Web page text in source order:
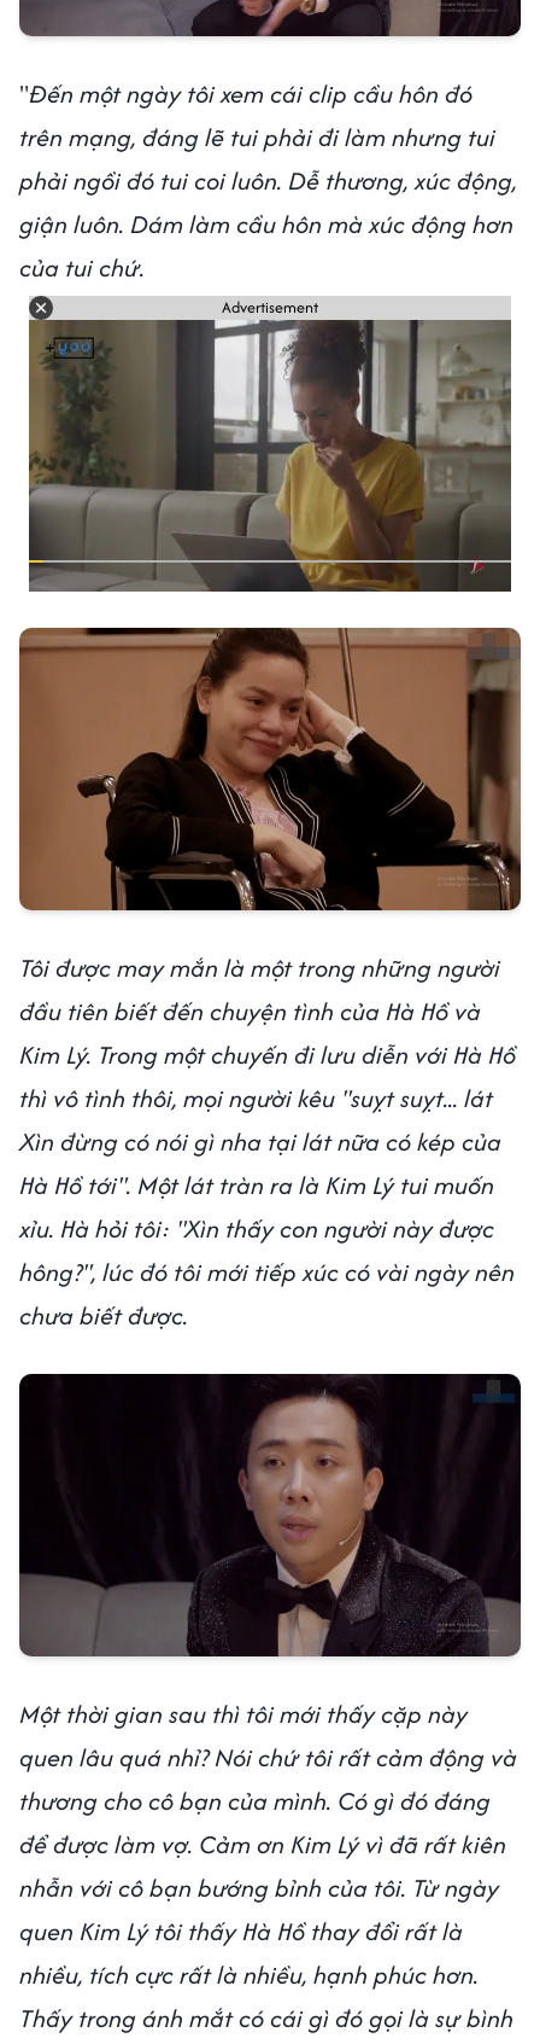
"Đến một ngày tôi xem cái clip cầu hôn đó
trên mạng, đáng lẽ tui phải đi làm nhưng tui
phải ngồi đó tui coi luôn. Dễ thương, xúc động,
giận luôn. Dám làm cầu hôn mà xúc động hơn
của tui chứ.
Advertisement
Tôi được may mắn là một trong những người
đầu tiên biết đến chuyện tình của Hà Hồ và
Kim Lý. Trong một chuyến đi lưu diễn với Hà Hồ
thì vô tình thôi, mọi người kêu "suỵt suỵt... lát
Xìn đừng có nói gì nha tại lát nữa có kép của
Hà Hồ tới". Một lát tràn ra là Kim Lý tui muốn
xỉu. Hà hỏi tôi: "Xìn thấy con người này được
hông?", lúc đó tôi mới tiếp xúc có vài ngày nên
chưa biết được.
Một thời gian sau thì tôi mới thấy cặp này
quen lâu quá nhỉ? Nói chứ tôi rất cảm động và
thương cho cô bạn của mình. Có gì đó đáng
để được làm vợ. Cảm ơn Kim Lý vì đã rất kiên
nhẫn với cô bạn bướng bỉnh của tôi. Từ ngày
quen Kim Lý tôi thấy Hà Hồ thay đổi rất là
nhiều, tích cực rất là nhiều, hạnh phúc hơn.
Thấy trong ánh mắt có cái gì đó gọi là sự bình